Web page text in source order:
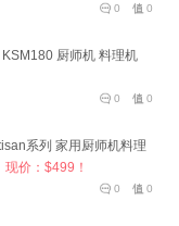
0
0
厨师机 料理机
0
0
系列 家用厨师机料理
现价：$499！
0
0